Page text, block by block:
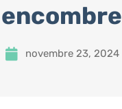
encombre
novembre 23, 2024